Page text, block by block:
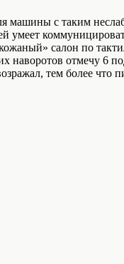
машины с таким
салон по
отмечу 6
тем более что